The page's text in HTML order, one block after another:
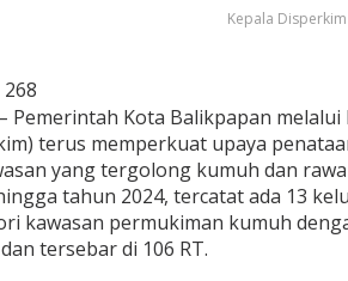
Kepala
268
– Pemerintah Kota Balikpapan melalui
terus memperkuat upaya
yang tergolong kumuh dan
tahun 2024, tercatat ada 13
kawasan permukiman kumuh
tersebar di 106 RT.